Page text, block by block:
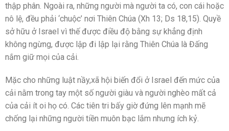
thập phân. Ngoài ra, những người mà người ta có, con cái hoặc
nô lệ, đều phải ‘chuộc’ nơi Thiên Chúa (Xh 13; Ds 18,15). Quyề
sở hữu ở Israel vì thế được điều độ bằng sự khẳng định
không ngừng, được lập đi lập lại rằng Thiên Chúa là Đấng
nắm giữ mọi của cải.
Mặc cho những luật nầy,xã hội biến đổi ở Israel đến mức của
cải nằm trong tay một số người giàu và người nghèo mất cả
của cải ít oi họ có. Các tiên tri bấy giờ đứng lên mạnh mẽ
chống lại những người tiền muôn bạc lắm nhưng ích kỷ.